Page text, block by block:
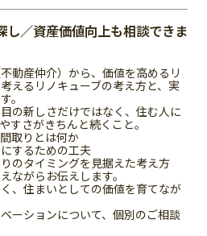
し／資産価値向上も相談できま
動産仲介）から、価値を高めるリ
えるリノキューブの考え方と、実
。
の新しさだけではなく、住む人に
すさがきちんと続くこと。
取りとは何か
するための工夫
のタイミングを見据えた考え方
ながらお伝えします。
、住まいとしての価値を育てなが
ーションについて、個別のご相談